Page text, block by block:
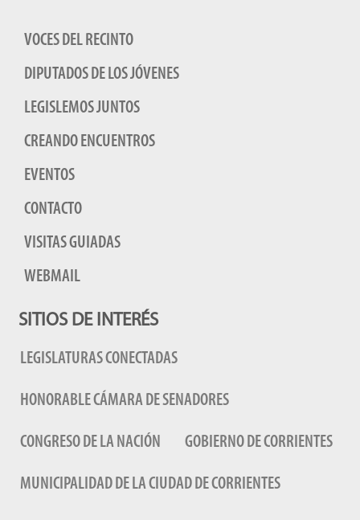
VOCES DEL RECINTO
DIPUTADOS DE LOS JÓVENES
LEGISLEMOS JUNTOS
CREANDO ENCUENTROS
EVENTOS
CONTACTO
VISITAS GUIADAS
WEBMAIL
SITIOS DE INTERÉS
LEGISLATURAS CONECTADAS
HONORABLE CÁMARA DE SENADORES
CONGRESO DE LA NACIÓN GOBIERNO DE CORRIENTES
MUNICIPALIDAD DE LA CIUDAD DE CORRIENTES